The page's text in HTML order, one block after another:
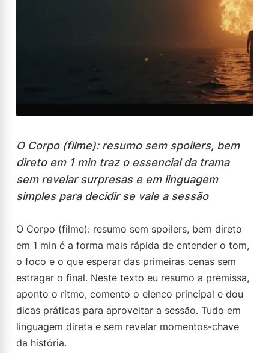
O Corpo (filme): resumo sem spoilers, bem
direto em 1 min traz o essencial da trama
sem revelar surpresas e em linguagem
simples para decidir se vale a sessão
O Corpo (filme): resumo sem spoilers, bem direto
em 1 min é a forma mais rápida de entender o tom,
o foco e o que esperar das primeiras cenas sem
estragar o final. Neste texto eu resumo a premissa,
aponto o ritmo, comento o elenco principal e dou
dicas práticas para aproveitar a sessão. Tudo em
linguagem direta e sem revelar momentos-chave
da história.